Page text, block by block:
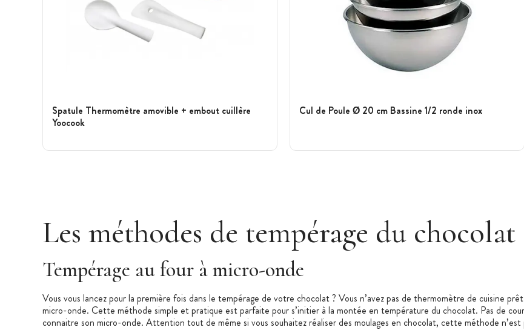
Spatule Thermomètre amovible + embout cuillère
Yoocook
Cul de Poule Ø 20 cm Bassine 1/2 ronde inox
Les méthodes de tempérage du chocolat
Tempérage au four à micro-onde
Vous vous lancez pour la première fois dans le tempérage de votre chocolat ? Vous n’avez pas de thermomètre de cuisine
micro-onde. Cette méthode simple et pratique est parfaite pour s’initier à la montée en température du chocolat. Pas de
connaitre son micro-onde. Attention tout de même si vous souhaitez réaliser des moulages en chocolat, cette méthode